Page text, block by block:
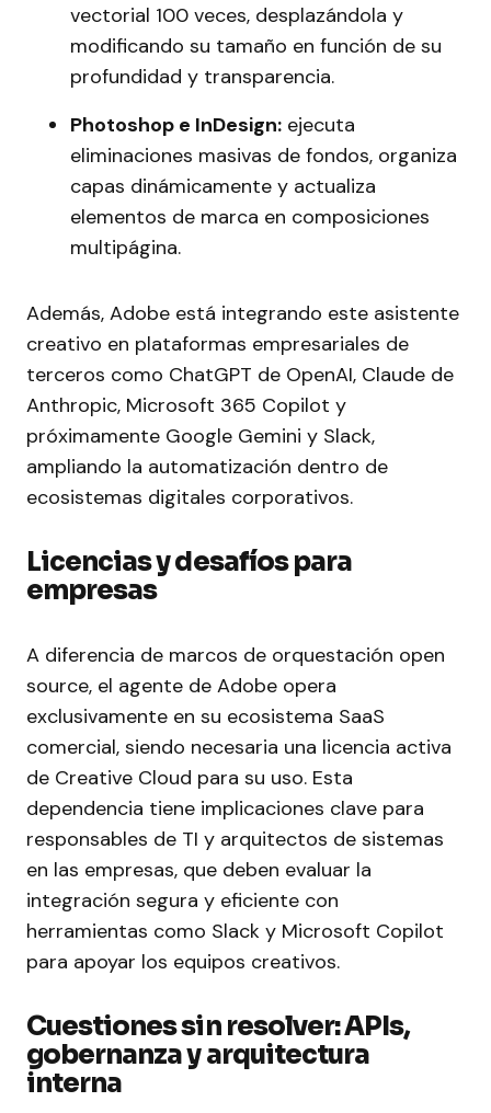
vectorial 100 veces, desplazándola y
modificando su tamaño en función de su
profundidad y transparencia.
Photoshop e InDesign: ejecuta
eliminaciones masivas de fondos, organiza
capas dinámicamente y actualiza
elementos de marca en composiciones
multipágina.
Además, Adobe está integrando este asistente
creativo en plataformas empresariales de
terceros como ChatGPT de OpenAI, Claude de
Anthropic, Microsoft 365 Copilot y
próximamente Google Gemini y Slack,
ampliando la automatización dentro de
ecosistemas digitales corporativos.
Licencias y desafíos para
empresas
A diferencia de marcos de orquestación open
source, el agente de Adobe opera
exclusivamente en su ecosistema SaaS
comercial, siendo necesaria una licencia activa
de Creative Cloud para su uso. Esta
dependencia tiene implicaciones clave para
responsables de TI y arquitectos de sistemas
en las empresas, que deben evaluar la
integración segura y eficiente con
herramientas como Slack y Microsoft Copilot
para apoyar los equipos creativos.
Cuestiones sin resolver: APIs,
gobernanza y arquitectura
interna